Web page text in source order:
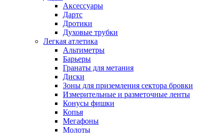
Аксессуары
Дартс
Дротики
Духовые трубки
Легкая атлетика
Альтиметры
Барьеры
Гранаты для метания
Диски
Зоны для приземления сектора бровки
Измерительные и разметочные ленты
Конусы фишки
Копья
Мегафоны
Молоты